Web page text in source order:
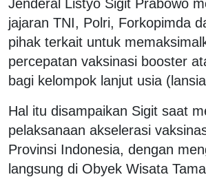
Jenderal Listyo Sigit Prabowo
jajaran TNI, Polri, Forkopimda
pihak terkait untuk
percepatan vaksinasi booster
bagi kelompok lanjut usia
Hal itu disampaikan Sigit saat
pelaksanaan akselerasi
Provinsi Indonesia, dengan
langsung di Obyek Wisata